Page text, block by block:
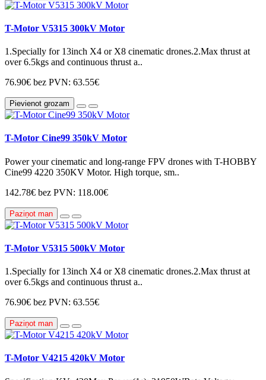
T-Motor V5315 300kV Motor
1.Specially for 13inch X4 or X8 cinematic drones.2.Max thrust at
over 6.5kgs and continuous thrust a..
76.90€ bez PVN: 63.55€
Pievienot grozam
T-Motor Cine99 350kV Motor
Power your cinematic and long-range FPV drones with T-HOBBY
Cine99 4220 350KV Motor. High torque, sm..
142.78€ bez PVN: 118.00€
Paziņot man
T-Motor V5315 500kV Motor
1.Specially for 13inch X4 or X8 cinematic drones.2.Max thrust at
over 6.5kgs and continuous thrust a..
76.90€ bez PVN: 63.55€
Paziņot man
T-Motor V4215 420kV Motor